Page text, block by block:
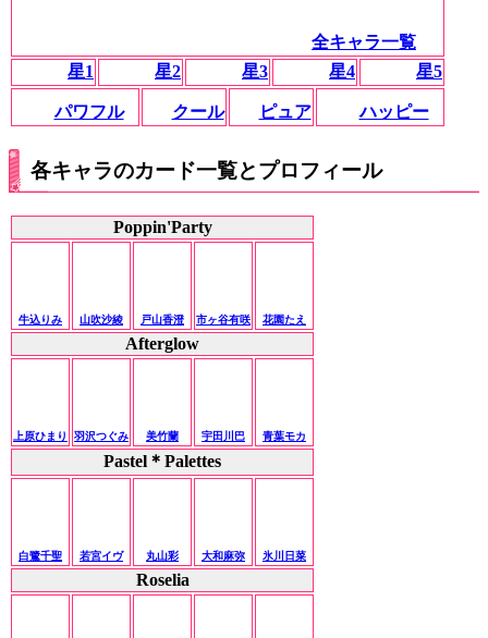
全キャラ一覧
星1
星2 星3 星4 星5
パワフル クール ピュア ハッピー
各キャラのカード一覧とプロフィール
Poppin'Party
牛込りみ 山吹沙綾 戸山香澄 市ヶ谷有咲 花園たえ
Afterglow
上原ひまり 羽沢つぐみ 美竹蘭 宇田川巴 青葉モカ
Pastel＊Palettes
白鷺千聖 若宮イヴ 丸山彩 大和麻弥 氷川日菜
Roselia